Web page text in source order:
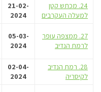
24. מכתש קטן
למעלה העקרבים
21-02-
2024
27. ממצפה עופר
לרמת הנדיב
05-03-
2024
28. רמת הנדיב
לקיסריה
02-04-
2024